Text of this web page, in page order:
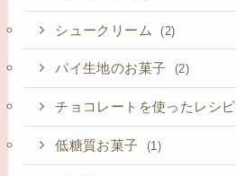
シュークリーム (2)
パイ生地のお菓子 (2)
チョコレートを使ったレシピ
低糖質お菓子 (1)